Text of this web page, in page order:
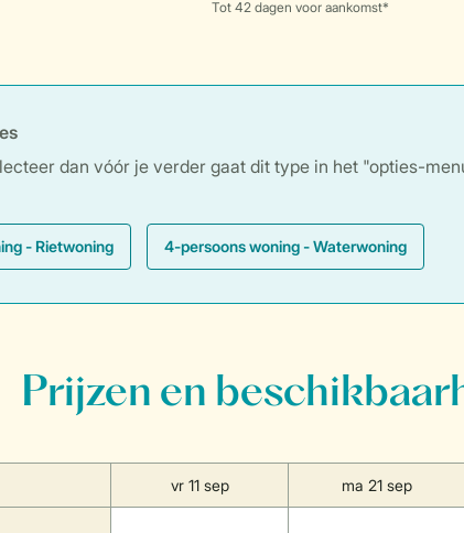
dan vóór je verder gaat dit type in het "opties-
- Rietwoning 4-persoons woning - Waterwoning
Prijzen en
vr 11 sep ma 21 sep